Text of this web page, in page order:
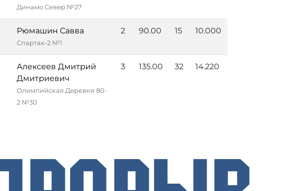
Динамо Север №27
Рюмашин Савва
Спартак-2 №1
2 90.00 15 10.000
Алексеев Дмитрий
Дмитриевич
Олимпийская Деревня 80-
2 №30
3 135.00 32 14.220